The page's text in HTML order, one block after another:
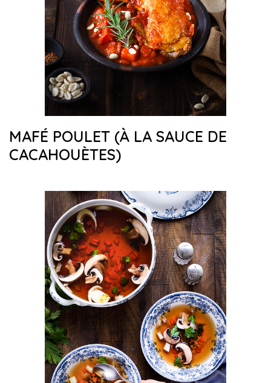
MAFÉ POULET (À LA SAUCE DE
CACAHOUÈTES)